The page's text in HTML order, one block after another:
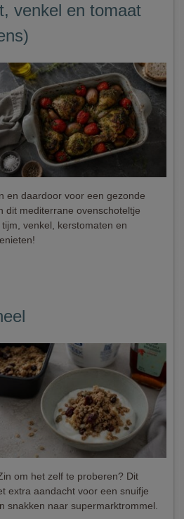
venkel en tomaat
en daardoor voor een gezonde
dit mediterrane ovenschoteltje
venkel, kerstomaten en
om het zelf te proberen? Dit
extra aandacht voor een snuifje
snakken naar supermarktrommel.